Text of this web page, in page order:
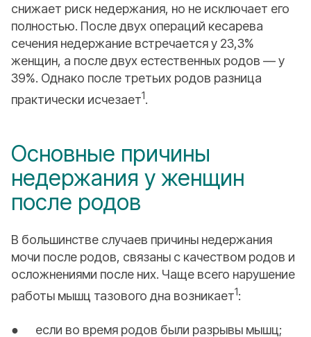
снижает риск недержания, но не исключает его
полностью. После двух операций кесарева
сечения недержание встречается у 23,3%
женщин, а после двух естественных родов — у
39%. Однако после третьих родов разница
практически исчезает1.
Основные причины
недержания у женщин
после родов
В большинстве случаев причины недержания
мочи после родов, связаны с качеством родов и
осложнениями после них. Чаще всего нарушение
работы мышц тазового дна возникает1:
● если во время родов были разрывы мышц;